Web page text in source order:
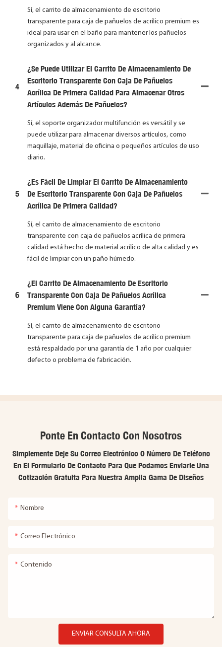
Sí, el carrito de almacenamiento de escritorio
transparente para caja de pañuelos de acrílico premium es
ideal para usar en el baño para mantener los pañuelos
organizados y al alcance.
4
¿Se Puede Utilizar El Carrito De Almacenamiento De
Escritorio Transparente Con Caja De Pañuelos
Acrílica De Primera Calidad Para Almacenar Otros
Artículos Además De Pañuelos?
Sí, el soporte organizador multifunción es versátil y se
puede utilizar para almacenar diversos artículos, como
maquillaje, material de oficina o pequeños artículos de uso
diario.
5
¿Es Fácil De Limpiar El Carrito De Almacenamiento
De Escritorio Transparente Con Caja De Pañuelos
Acrílica De Primera Calidad?
Sí, el carrito de almacenamiento de escritorio
transparente con caja de pañuelos acrílica de primera
calidad está hecho de material acrílico de alta calidad y es
fácil de limpiar con un paño húmedo.
6
¿El Carrito De Almacenamiento De Escritorio
Transparente Con Caja De Pañuelos Acrílica
Premium Viene Con Alguna Garantía?
Sí, el carrito de almacenamiento de escritorio
transparente para caja de pañuelos de acrílico premium
está respaldado por una garantía de 1 año por cualquier
defecto o problema de fabricación.
Ponte En Contacto Con Nosotros
Simplemente Deje Su Correo Electrónico O Número De Teléfono
En El Formulario De Contacto Para Que Podamos Enviarle Una
Cotización Gratuita Para Nuestra Amplia Gama De Diseños
Nombre
Correo Electrónico
Contenido
ENVIAR CONSULTA AHORA